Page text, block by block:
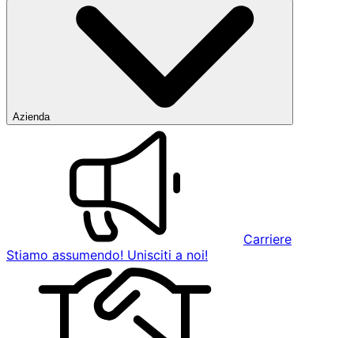
Azienda
Carriere
Stiamo assumendo! Unisciti a noi!